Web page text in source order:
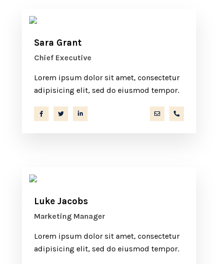
Sara Grant
Chief Executive
Lorem ipsum dolor sit amet, consectetur
adipisicing elit, sed do eiusmod tempor.
a.miller@ekko.com
Luke Jacobs
Marketing Manager
Lorem ipsum dolor sit amet, consectetur
adipisicing elit, sed do eiusmod tempor.